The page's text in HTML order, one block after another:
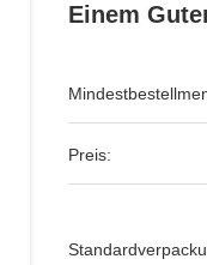
Einem
Preis: